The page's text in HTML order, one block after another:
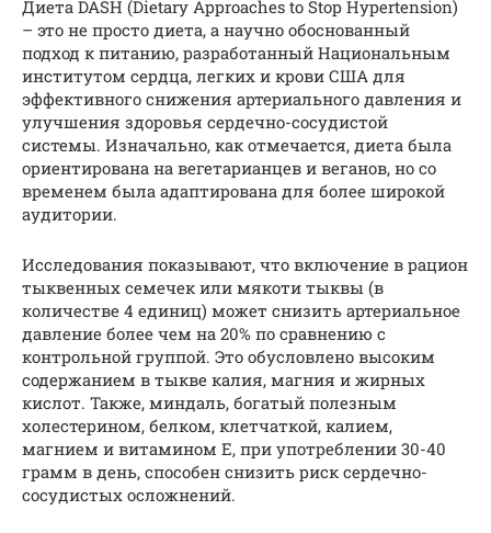
Диета DASH (Dietary Approaches to Stop Hypertension)
– это не просто диета, а научно обоснованный
подход к питанию, разработанный Национальным
институтом сердца, легких и крови США для
эффективного снижения артериального давления и
улучшения здоровья сердечно-сосудистой
системы. Изначально, как отмечается, диета была
ориентирована на вегетарианцев и веганов, но со
временем была адаптирована для более широкой
аудитории.
Исследования показывают, что включение в рацион
тыквенных семечек или мякоти тыквы (в
количестве 4 единиц) может снизить артериальное
давление более чем на 20% по сравнению с
контрольной группой. Это обусловлено высоким
содержанием в тыкве калия, магния и жирных
кислот. Также, миндаль, богатый полезным
холестерином, белком, клетчаткой, калием,
магнием и витамином Е, при употреблении 30-40
грамм в день, способен снизить риск сердечно-
сосудистых осложнений.